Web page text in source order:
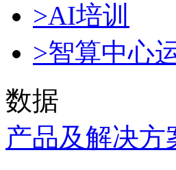
>AI培训
>智算中心
数据
产品及解决方